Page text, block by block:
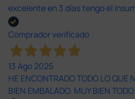
excelente en 3 días tengo el
Comprador verificado
13 Ago 2025
HE ENCONTRADO TODO LO QUE
BIEN EMBALADO. MUY BIEN TODO.